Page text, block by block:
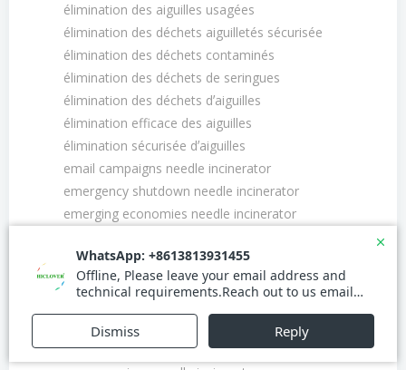
élimination des aiguilles usagées
élimination des déchets aiguilletés sécurisée
élimination des déchets contaminés
élimination des déchets de seringues
élimination des déchets dʼaiguilles
élimination efficace des aiguilles
élimination sécurisée dʼaiguilles
email campaigns needle incinerator
emergency shutdown needle incinerator
emerging economies needle incinerator
emerging technologies needle incinerator
energy consumption rating for needle incinerators
energy efficiency needle incinerator
energy management needle incinerator
energy saving mode needle incinerator